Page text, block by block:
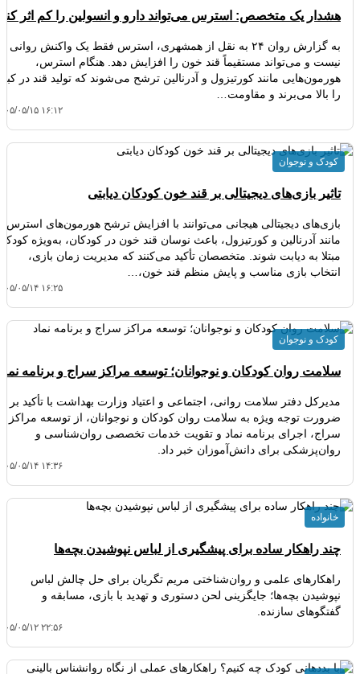
هشدار یک متخصص: استرس می‌تواند دارو و انسولین را کم‌ اثر کند
به گزارش روان ۲۴ به نقل از همشهری، استرس فقط یک واکنش روانی
نیست و می‌تواند مستقیماً قند خون را افزایش دهد. هنگام استرس،
هورمون‌هایی مانند کورتیزول و آدرنالین ترشح می‌شوند که تولید قند در کبد
را بالا می‌برند و مقاومت…
۱۴۰۵/۰۵/۱۵
تاثیر بازی‌های دیجیتالی بر قند خون کودکان دیابتی
بازی‌های دیجیتالی هیجانی می‌توانند با افزایش ترشح هورمون‌های استرس
مانند آدرنالین و کورتیزول، باعث نوسان قند خون در کودکان، به‌ویژه
مبتلا به دیابت شوند. متخصصان تأکید می‌کنند که مدیریت زمان بازی،
انتخاب بازی مناسب و پایش منظم قند خون،…
۱۴۰۵/۰۵/۱۴
کودک و نوجوان
سلامت روان کودکان و نوجوانان؛ توسعه مراکز سراج و برنامه
مدیرکل دفتر سلامت روانی، اجتماعی و اعتیاد وزارت بهداشت با تأکید بر
ضرورت توجه ویژه به سلامت روان کودکان و نوجوانان، از توسعه مراکز
سراج، اجرای برنامه نماد و تقویت خدمات تخصصی روان‌شناسی و
روان‌پزشکی برای دانش‌آموزان خبر داد.
۱۴۰۵/۰۵/۱۴
کودک و نوجوان
چند راهکار ساده برای پیشگیری از لباس نپوشیدن بچه‌ها
راهکارهای علمی و روان‌شناختی مریم تگریان برای حل چالش لباس
نپوشیدن بچه‌ها؛ جایگزینی لحن دستوری و تهدید با بازی، مسابقه و
گفتگوهای سازنده.
۱۴۰۵/۰۵/۱۲
خانواده